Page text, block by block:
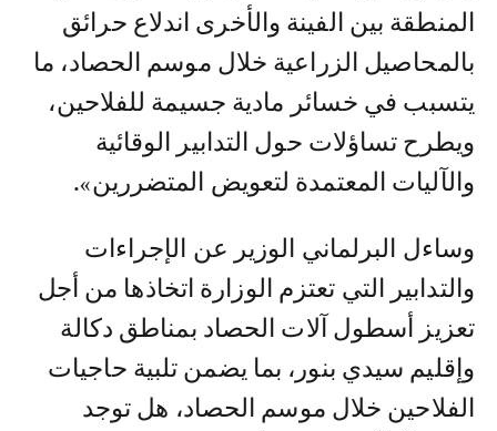
المنطقة بين الفينة والأخرى اندلاع حرائق
بالمحاصيل الزراعية خلال موسم الحصاد، ما
يتسبب في خسائر مادية جسيمة للفلاحين،
ويطرح تساؤلات حول التدابير الوقائية
والآليات المعتمدة لتعويض المتضررين».
وساءل البرلماني الوزير عن الإجراءات
والتدابير التي تعتزم الوزارة اتخاذها من أجل
تعزيز أسطول آلات الحصاد بمناطق دكالة
وإقليم سيدي بنور، بما يضمن تلبية حاجيات
الفلاحين خلال موسم الحصاد، هل توجد